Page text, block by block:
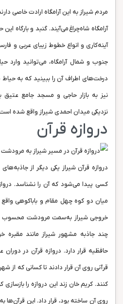
مردم شیراز به این آرامگاه ارادت خاصی
آرامگاه شاه‌چراغ می‌آیند. گنبد و بارگاه
آینه‌کاری و انواع خطوط زیبای عربی و
جنوب و شمال آرامگاه، می‌توانید
درخت‌های اطراف آن را ببینید که به
نیز به بازار حاجی و مسجد جامع عتیق
نزدیکی میدان احمدی شیراز واقع شده
دروازه قرآن
دروازه قرآن شیراز یکی دیگر از
کسی پیدا می‌شود که آن را نشناسد.
میان دو کوه چهل مقام و باباکوهی
خروجی شیراز به‌سمت مرودشت محسوب
چند جاذبه‌ مشهور شیراز مانند مقبره‌
حافظیه قرار دارد. دروازه‌ قرآن در
قرآنی روی آن قرار دادند تا کسانی که از
کنند. کریم خان زند این دروازه را بازسازی
روی آن ساخته بود، قرار داد. این